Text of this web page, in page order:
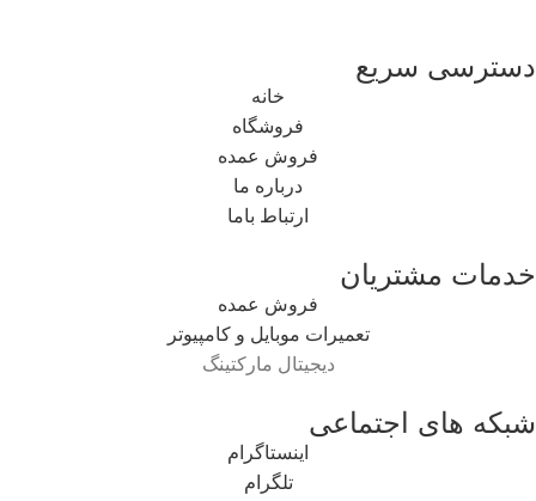
دسترسی سریع
خانه
فروشگاه
فروش عمده
درباره ما
ارتباط باما
خدمات مشتریان
فروش عمده
تعمیرات موبایل و کامپیوتر
دیجیتال مارکتینگ
شبکه های اجتماعی
اینستاگرام
تلگرام